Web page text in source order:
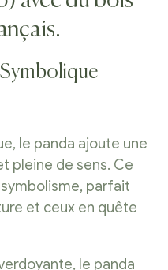
le panda ajoute une
pleine de sens. Ce
parfait
et ceux en quête
le panda